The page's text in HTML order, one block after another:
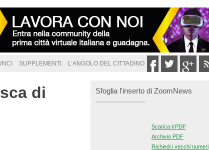
SUPPLEMENTI L’ANGOLO DEL CITTADINO
di
Sfoglia l'inserto di ZoomNews
Scarica il PDF
Archivio PDF
Richiedi i vecchi numeri